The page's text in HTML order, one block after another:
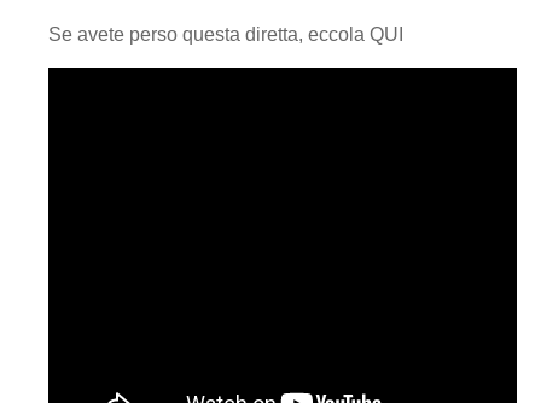
Se avete perso questa diretta, eccola QUI